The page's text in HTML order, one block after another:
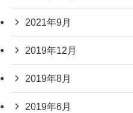
2021年9月
2019年12月
2019年8月
2019年6月